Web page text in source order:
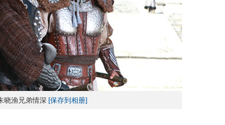
晓渔兄弟情深 [保存到相册]